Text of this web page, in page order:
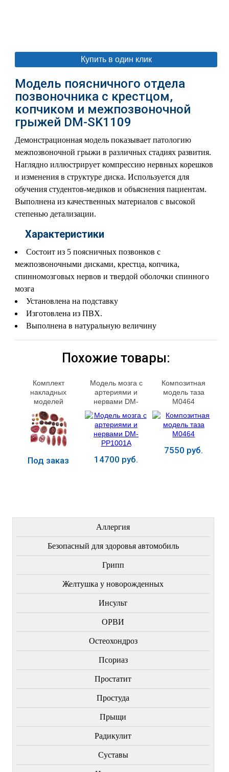
Купить в один клик
Модель поясничного отдела
позвоночника с крестцом,
копчиком и межпозвоночной
грыжей DM-SK1109
Демонстрационная модель показывает патологию
межпозвоночной грыжи в различных стадиях развития.
Наглядно иллюстрирует компрессию нервных корешков
и изменения в структуре диска. Используется для
обучения студентов-медиков и объяснения пациентам.
Выполнена из качественных материалов с высокой
степенью детализации.
Характеристики
Состоит из 5 поясничных позвонков с
межпозвоночными дисками, крестца, копчика,
спинномозговых нервов и твердой оболочки спинного
мозга
Установлена на подставку
Изготовлена из ПВХ.
Выполнена в натуральную величину
Похожие товары:
Комплект
накладных
моделей
заболеваний и
повреждений
кожных покровов
КР-Н 1.01 МУ0220
Под заказ
Модель мозга с
артериями и
нервами DM-
14700 руб.
Композитная
модель таза
М0464
7550 руб.
Аллергия
Безопасный для здоровья автомобиль
Грипп
Желтушка у новорожденных
Инсульт
ОРВИ
Остеохондроз
Пcориаз
Простатит
Простуда
Прыщи
Радикулит
Суставы